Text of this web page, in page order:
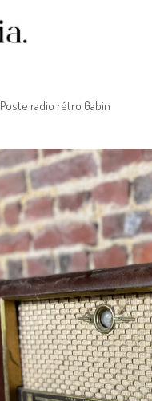
Poste radio rétro Gabin